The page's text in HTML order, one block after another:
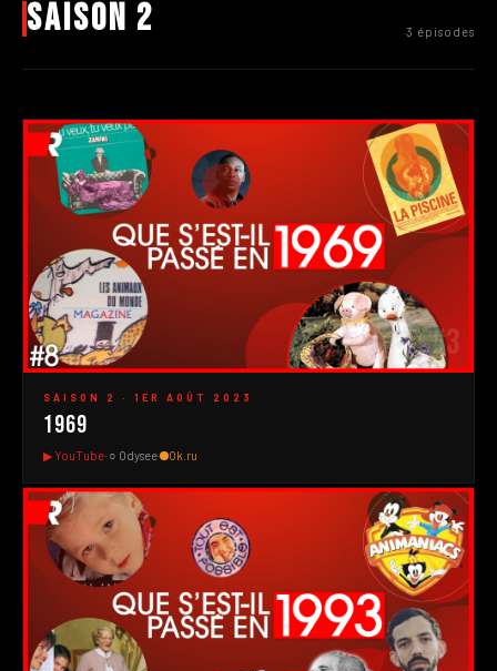
Saison 2 3 épisodes
▶
#3
SAISON 2 · 1ER AOÛT 2023
1969
▶ YouTube· ○ Odysee· Ok.ru